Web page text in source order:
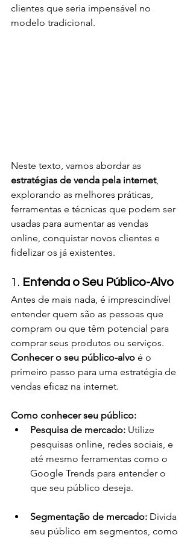
clientes que seria impensável no
modelo tradicional.
Neste texto, vamos abordar as
estratégias de venda pela internet,
explorando as melhores práticas,
ferramentas e técnicas que podem ser
usadas para aumentar as vendas
online, conquistar novos clientes e
fidelizar os já existentes.
1. Entenda o Seu Público-Alvo
Antes de mais nada, é imprescindível
entender quem são as pessoas que
compram ou que têm potencial para
comprar seus produtos ou serviços.
Conhecer o seu público-alvo é o
primeiro passo para uma estratégia de
vendas eficaz na internet.
Como conhecer seu público:
Pesquisa de mercado: Utilize
pesquisas online, redes sociais, e
até mesmo ferramentas como o
Google Trends para entender o
que seu público deseja.
Segmentação de mercado: Divida
seu público em segmentos, como